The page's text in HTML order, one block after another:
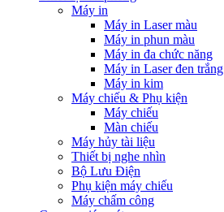
Máy in
Máy in Laser màu
Máy in phun màu
Máy in đa chức năng
Máy in Laser đen trắng
Máy in kim
Máy chiếu & Phụ kiện
Máy chiếu
Màn chiếu
Máy hủy tài liệu
Thiết bị nghe nhìn
Bộ Lưu Điện
Phụ kiện máy chiếu
Máy chấm công